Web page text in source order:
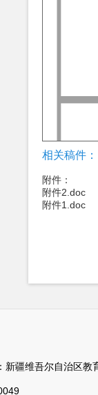
相关稿件：
附件：
附件2.doc
附件1.doc
维吾尔自治区教